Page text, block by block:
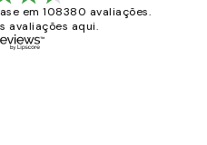
em 108380 avaliações.
avaliações aqui.